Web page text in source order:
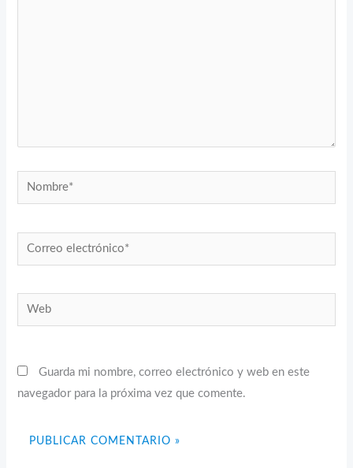
Nombre*
Correo
electrónico*
Web
Guarda mi nombre, correo electrónico y web en este
navegador para la próxima vez que comente.